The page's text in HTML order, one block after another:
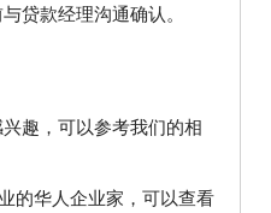
贷款经理沟通确认。
趣，可以参考我们的相
的华人企业家，可以查看